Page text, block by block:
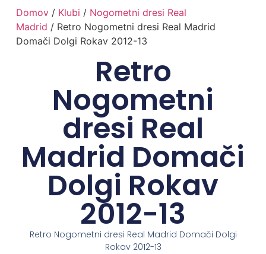
Domov/ Klubi / Nogometni dresi Real
Madrid / Retro Nogometni dresi Real Madrid
Domači Dolgi Rokav 2012-13
Retro
Nogometni
dresi Real
Madrid Domači
Dolgi Rokav
2012-13
Retro Nogometni dresi Real Madrid Domači Dolgi
Rokav 2012-13